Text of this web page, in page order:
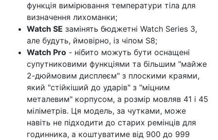
функція вимірювання температури тіла для
визначення лихоманки;
Watch SE замінять бюджетні Watch Series 3,
але будуть, ймовірно, із чіпом S8;
Watch Pro - нібито можуть бути оснащені
супутниковими функціями та більшим "майже
2-дюймовим дисплеєм" з плоскими краями,
який "стійкіший до ударів" з "міцним
металевим" корпусом, а розмір мовляв 41 і 45
міліметрів. Ця модель, за чутками, може
навіть не підходити до старих ремінців для
годинника, а коштуватиме від 900 до 999